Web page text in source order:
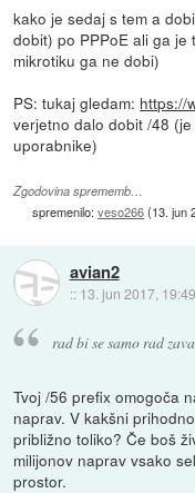
kako je sedaj s tem a
dobit) po PPPoE ali ga
mikrotiku ga ne dobi)
PS: tukaj gledam: https://
verjetno dalo dobit /48
uporabnike)
Zgodovina sprememb…
spremenilo:veso266(13. jun
avian2
:: 13. jun 2017, 19:49
rad bi se samo rad
Tvoj /56 prefix omogoča
naprav. V kakšni
približno toliko? Če boš
milijonov naprav vsako
prostor.